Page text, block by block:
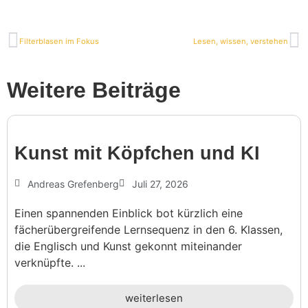
Filter­blasen im Fokus Lesen, wissen, verstehen
Weitere Beiträge
Kunst mit Köpf­chen und KI
Andreas Grefenberg Juli 27, 2026
Einen spannenden Einblick bot kürzlich eine
fächerübergreifende Lernsequenz in den 6. Klassen,
die Englisch und Kunst gekonnt miteinander
verknüpfte. ...
weiterlesen